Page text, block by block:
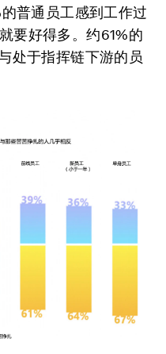
普通员工感到工作过
要好得多。约61%的
处于指挥链下游的员